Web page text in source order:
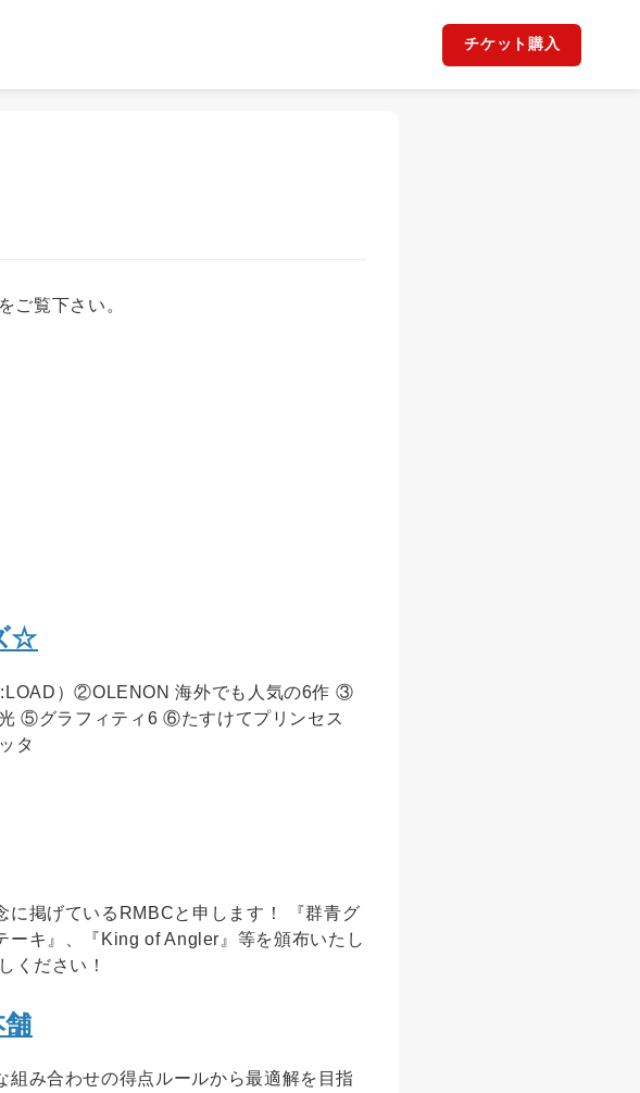
チケット購入
ご覧下さい。
☆
）②OLENON 海外でも人気の6作 ③
⑤グラフィティ6 ⑥たすけてプリンセス
タ
に掲げているRMBCと申します！ 『群青グ
ーキ』、『King of Angler』等を頒布いたし
ください！
舗
組み合わせの得点ルールから最適解を目指